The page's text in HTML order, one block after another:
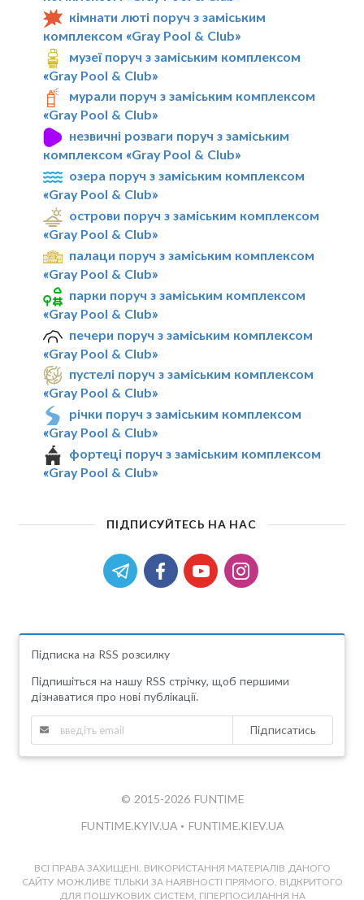
кімнати люті поруч з заміським
комплексом «Gray Pool & Club»
музеї поруч з заміським комплексом
«Gray Pool & Club»
мурали поруч з заміським комплексом
«Gray Pool & Club»
незвичні розваги поруч з заміським
комплексом «Gray Pool & Club»
озера поруч з заміським комплексом
«Gray Pool & Club»
острови поруч з заміським комплексом
«Gray Pool & Club»
палаци поруч з заміським комплексом
«Gray Pool & Club»
парки поруч з заміським комплексом
«Gray Pool & Club»
печери поруч з заміським комплексом
«Gray Pool & Club»
пустелі поруч з заміським комплексом
«Gray Pool & Club»
річки поруч з заміським комплексом
«Gray Pool & Club»
фортеці поруч з заміським комплексом
«Gray Pool & Club»
ПІДПИСУЙТЕСЬ НА НАС
Підписка на RSS розсилку
Підпишіться на нашу RSS стрічку, щоб першими
дізнаватися про нові публікації.
Підписатись
© 2015-2026 FUNTIME
FUNTIME.KYIV.UA • FUNTIME.KIEV.UA
ВСІ ПРАВА ЗАХИЩЕНІ. ВИКОРИСТАННЯ МАТЕРІАЛІВ ДАНОГО
САЙТУ МОЖЛИВЕ ТІЛЬКИ ЗА НАЯВНОСТІ ПРЯМОГО, ВІДКРИТОГО
ДЛЯ ПОШУКОВИХ СИСТЕМ, ГІПЕРПОСИЛАННЯ НА